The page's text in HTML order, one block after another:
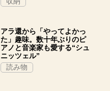
アラ還から「やってよかっ
た」趣味。数十年ぶりのピ
アノと音楽家も愛する“シュ
ニッツェル”
読み物